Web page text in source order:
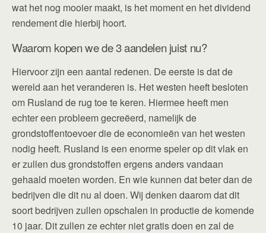
wat het nog mooier maakt, is het moment en het dividend
rendement die hierbij hoort.
Waarom kopen we de 3 aandelen juist nu?
Hiervoor zijn een aantal redenen. De eerste is dat de
wereld aan het veranderen is. Het westen heeft besloten
om Rusland de rug toe te keren. Hiermee heeft men
echter een probleem gecreëerd, namelijk de
grondstoffentoevoer die de economieën van het westen
nodig heeft. Rusland is een enorme speler op dit vlak en
er zullen dus grondstoffen ergens anders vandaan
gehaald moeten worden. En wie kunnen dat beter dan de
bedrijven die dit nu al doen. Wij denken daarom dat dit
soort bedrijven zullen opschalen in productie de komende
10 jaar. Dit zullen ze echter niet gratis doen en zal de